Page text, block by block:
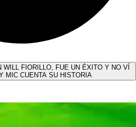
WILL FIORILLO, FUE UN ÉXITO Y NO VÍ
MIC CUENTA SU HISTORIA